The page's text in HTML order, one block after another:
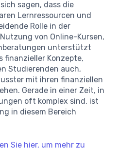
sagen, dass die
Lernressourcen und
Rolle in der
von Online-Kursen,
unterstützt
finanzieller Konzepte,
Studierenden auch,
mit ihren finanziellen
Gerade in einer Zeit, in
oft komplex sind, ist
in diesem Bereich
Sie hier, um mehr zu